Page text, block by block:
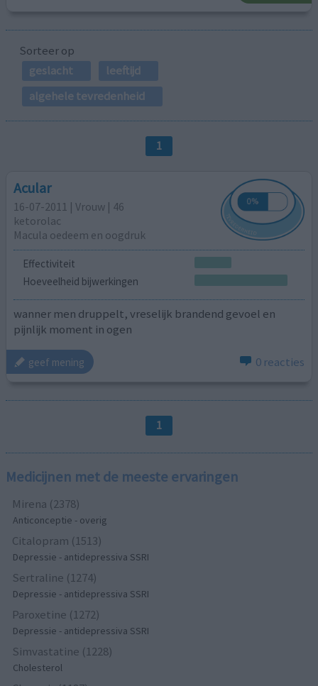
Sorteer op
geslacht
leeftijd
algehele tevredenheid
1
Acular
16-07-2011 | Vrouw | 46
ketorolac
Macula oedeem en oogdruk
Effectiviteit
Hoeveelheid bijwerkingen
wanner men druppelt, vreselijk brandend gevoel en
pijnlijk moment in ogen
geef mening 0 reacties
1
Medicijnen met de meeste ervaringen
Mirena (2378)
Anticonceptie - overig
Citalopram (1513)
Depressie - antidepressiva SSRI
Sertraline (1274)
Depressie - antidepressiva SSRI
Paroxetine (1272)
Depressie - antidepressiva SSRI
Simvastatine (1228)
Cholesterol